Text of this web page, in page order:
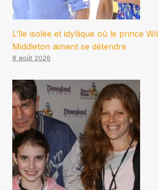
L’île isolée et idyllique où le prince
Middleton aiment se détendre
8 août 2026